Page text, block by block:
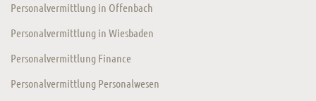
Personalvermittlung in Offenbach
Personalvermittlung in Wiesbaden
Personalvermittlung Finance
Personalvermittlung Personalwesen